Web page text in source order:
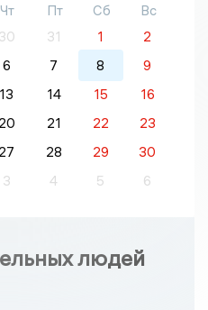
Чт Пт Сб
Вс
30 31 1
2
6 7 8
9
13 14 15
16
20 21 22
23
27 28 29
30
3 4 5 6
людей